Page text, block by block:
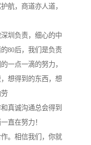
航，商道亦人道，
圳负责，细心的中
80后，我们是负责
一点一滴的努力，
想得到的东西，想
真诚沟通总会得到
直在努力！
。相信我们，你就